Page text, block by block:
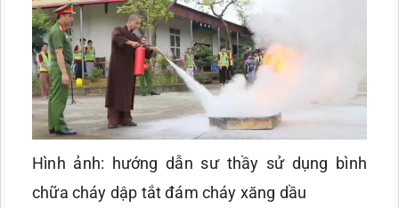
Hình ảnh: hướng dẫn sư thầy sử dụng bình
chữa cháy dập tắt đám cháy xăng dầu